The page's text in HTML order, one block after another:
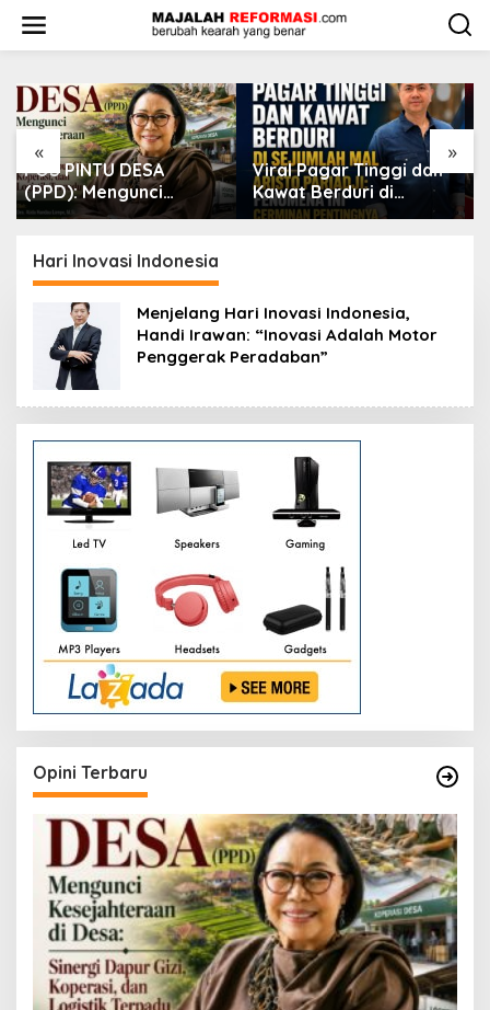
w
« »
Viral Pagar Tinggi dan
Kawat Berduri di
Sejumlah Mal, Aristo
Cerminan Pentingnya
Membangun
Kepercayaan Sosial
​Krisis Meritokrasi dan
Alarm Kepuasan Publik
Hari Inovasi Indonesia
Menjelang Hari Inovasi Indonesia,
Handi Irawan: “Inovasi Adalah Motor
Penggerak Peradaban”
Opini Terbaru